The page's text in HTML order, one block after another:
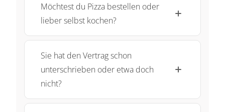
Möchtest du Pizza bestellen oder
lieber selbst kochen?
Sie hat den Vertrag schon
unterschrieben oder etwa doch
nicht?